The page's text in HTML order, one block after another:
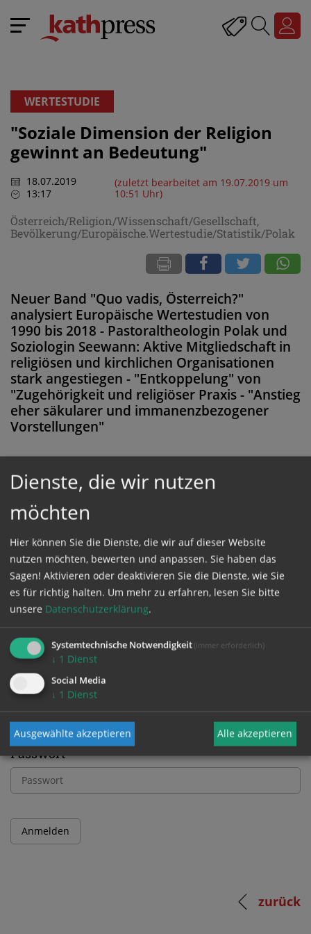
WERTESTUDIE
"Soziale Dimension der Religion
gewinnt an Bedeutung"
18.07.2019
13:17
(zuletzt bearbeitet am 19.07.2019 um
10:51 Uhr)
Österreich/Religion/Wissenschaft/Gesellschaft,
Bevölkerung/Europäische.Wertestudie/Statistik/Polak
Neuer Band "Quo vadis, Österreich?"
analysiert Europäische Wertestudien von
1990 bis 2018 - Pastoraltheologin Polak und
Soziologin Seewann: Aktive Mitgliedschaft in
religiösen und kirchlichen Organisationen
stark angestiegen - "Entkoppelung" von
"Zugehörigkeit und religiöser Praxis - "Anstieg
eher säkularer und immanenzbezogener
Vorstellungen"
Diese Meldung ist nicht frei verfügbar. Bitte
loggen Sie sich ein, oder bestellen Sie das
ProduktKathpress_online.
GESCHÜTZTER BEREICH
Bitte melden Sie sich mit Ihrem Benutzernamen
und Passwort an.
Benutzername
Passwort
zurück
Dienste, die wir nutzen
möchten
Hier können Sie die Dienste, die wir auf dieser Website
nutzen möchten, bewerten und anpassen. Sie haben das
Sagen! Aktivieren oder deaktivieren Sie die Dienste, wie Sie
es für richtig halten. Um mehr zu erfahren, lesen Sie bitte
unsere Datenschutzerklärung.
Systemtechnische Notwendigkeit (immer erforderlich)
↓ 1 Dienst
Social Media
↓ 1 Dienst
Ausgewählte akzeptieren Alle akzeptieren